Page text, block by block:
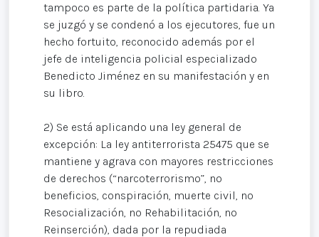
tampoco es parte de la política partidaria. Ya
se juzgó y se condenó a los ejecutores, fue un
hecho fortuito, reconocido además por el
jefe de inteligencia policial especializado
Benedicto Jiménez en su manifestación y en
su libro.
2) Se está aplicando una ley general de
excepción: La ley antiterrorista 25475 que se
mantiene y agrava con mayores restricciones
de derechos (“narcoterrorismo”, no
beneficios, conspiración, muerte civil, no
Resocialización, no Rehabilitación, no
Reinserción), dada por la repudiada